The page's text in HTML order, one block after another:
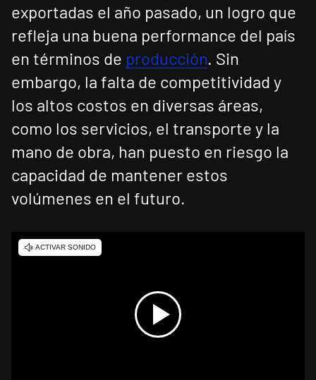
exportadas el año pasado, un logro que
refleja una buena performance del país
en términos de producción. Sin
embargo, la falta de competitividad y
los altos costos en diversas áreas,
como los servicios, el transporte y la
mano de obra, han puesto en riesgo la
capacidad de mantener estos
volúmenes en el futuro.